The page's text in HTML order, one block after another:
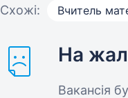
Схожі: Вчитель
На
Вакансія